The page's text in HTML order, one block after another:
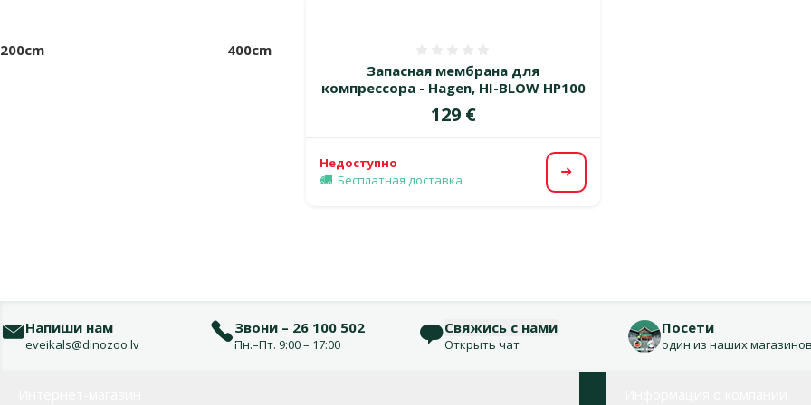
200cm
400cm
Запасная мембрана для
компрессора - Hagen, HI-BLOW HP100
Цена
129 €
Недоступно
Бесплатная доставка
Посмотреть
Напиши нам
eveikals@dinozoo.lv
Звони – 26 100 502
Пн.–Пт. 9:00 – 17:00
Свяжись с нами
Открыть чат
Посети
один из наших